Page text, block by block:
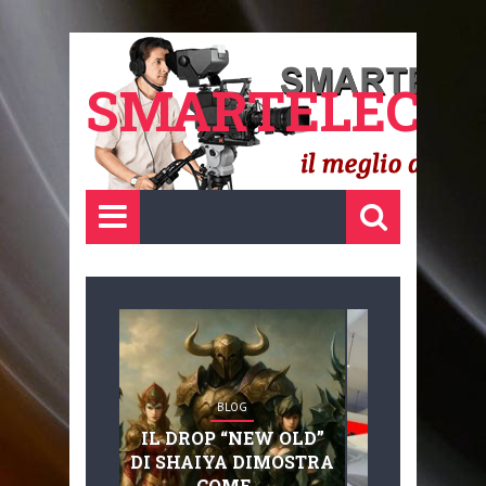
BLOG
IL DROP “NEW OLD”
DI SHAIYA DIMOSTRA